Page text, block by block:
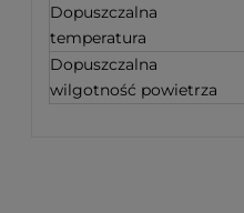
Dopuszczalna
temperatura
Dopuszczalna
wilgotność powietrza